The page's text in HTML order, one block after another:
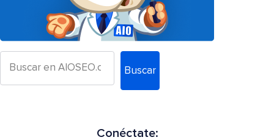
Buscar
Conéctate: